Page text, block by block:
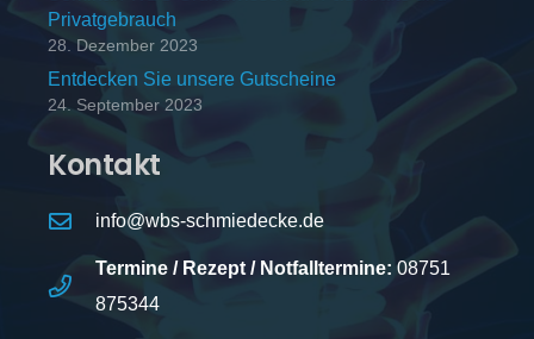
Privatgebrauch
28. Dezember 2023
Entdecken Sie unsere Gutscheine
24. September 2023
Kontakt
info@wbs-schmiedecke.de
Termine / Rezept / Notfalltermine: 08751
875344